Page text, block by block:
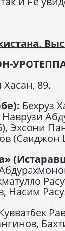
89.
Бехруз
Эхсони
Насим
Кувватбек